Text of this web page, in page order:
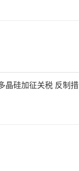
晶硅加征关税 反制措